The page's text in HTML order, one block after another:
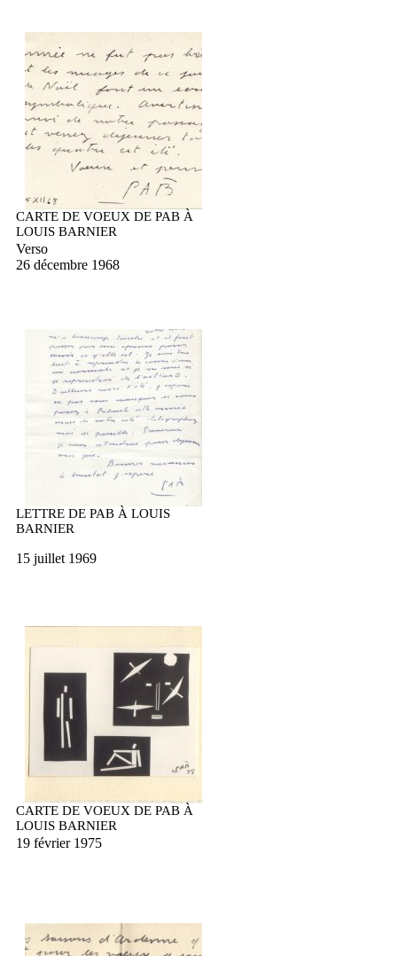
CARTE DE VOEUX DE PAB À
LOUIS BARNIER
Verso
26 décembre 1968
LETTRE DE PAB À LOUIS
BARNIER
15 juillet 1969
CARTE DE VOEUX DE PAB À
LOUIS BARNIER
19 février 1975